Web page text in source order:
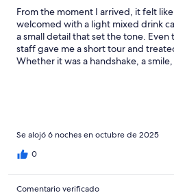
From the moment I arrived, it felt
welcomed with a light mixed drink
a small detail that set the tone.
staff gave me a short tour and
Whether it was a handshake, a
menus showed prep times, and they
and drinks were excellent,
fusion dishes. The spa was a
that massage was exactly what I
me a haircut and shave that made me
Se alojó 6 noches en octubre de 2025
0
Comentario verificado